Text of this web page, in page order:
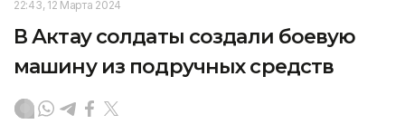
22:43, 12 Марта 2024
В Актау солдаты создали боевую
машину из подручных средств